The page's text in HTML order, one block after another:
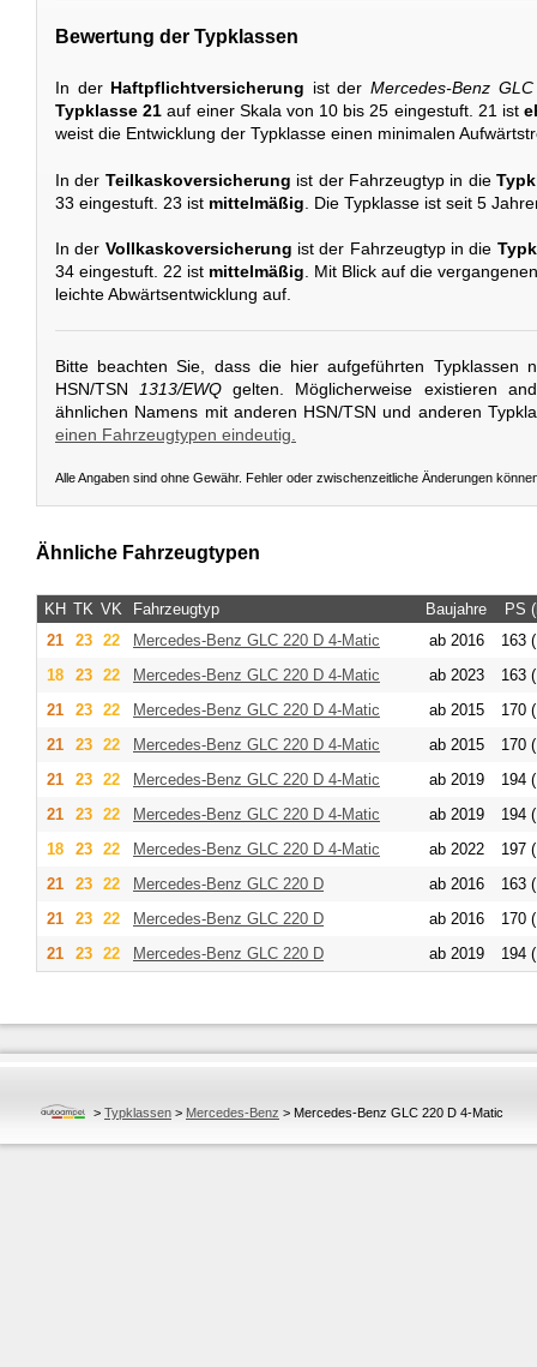
Bewertung der Typklassen
In der Haftpflichtversicherung ist der Mercedes-Benz
Typklasse 21 auf einer Skala von 10 bis 25 eingestuft. 21 ist
weist die Entwicklung der Typklasse einen minimalen
In der Teilkaskoversicherung ist der Fahrzeugtyp in die
33 eingestuft. 23 ist mittelmäßig . Die Typklasse ist seit 5
In der Vollkaskoversicherung ist der Fahrzeugtyp in die
34 eingestuft. 22 ist mittelmäßig. Mit Blick auf die
leichte Abwärtsentwicklung auf.
Bitte beachten Sie, dass die hier aufgeführten Typklassen
HSN/TSN
1313/EWQ gelten. Möglicherweise existieren
ähnlichen Namens mit anderen HSN/TSN und anderen
einen Fahrzeugtypen eindeutig.
Alle Angaben sind ohne Gewähr. Fehler oder zwischenzeitliche Änderungen
Ähnliche Fahrzeugtypen
KH TK VK Fahrzeugtyp Baujahre
PS
21
23 22 Mercedes-Benz GLC 220 D 4-Matic ab 2016
163
18
23 22 Mercedes-Benz GLC 220 D 4-Matic ab 2023
163
21
23 22 Mercedes-Benz GLC 220 D 4-Matic ab 2015
170
21
23 22 Mercedes-Benz GLC 220 D 4-Matic ab 2015
170
21
23 22 Mercedes-Benz GLC 220 D 4-Matic ab 2019
194
21
23 22 Mercedes-Benz GLC 220 D 4-Matic ab 2019
194
18
23 22 Mercedes-Benz GLC 220 D 4-Matic ab 2022
197
21
23 22 Mercedes-Benz GLC 220 D ab 2016
163
21
23 22 Mercedes-Benz GLC 220 D ab 2016
170
21
23 22 Mercedes-Benz GLC 220 D ab 2019 194
> Typklassen > Mercedes-Benz > Mercedes-Benz GLC 220 D 4-Matic